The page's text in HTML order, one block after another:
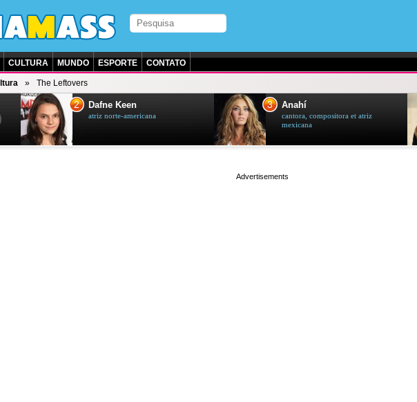
CULTURA MUNDO ESPORTE CONTATO
The Leftovers
2 Dafne Keen
atriz norte-americana
3 Anahí
cantora, compositora et atriz
mexicana